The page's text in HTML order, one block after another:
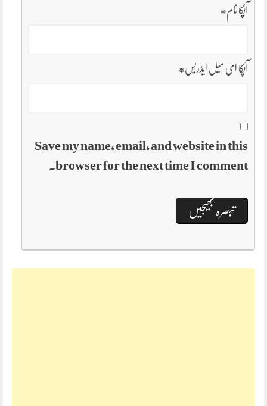
آپکا نام*
آپکا ای میل ایڈریس*
Save my name, email, and website in this
browser for the next time I comment.